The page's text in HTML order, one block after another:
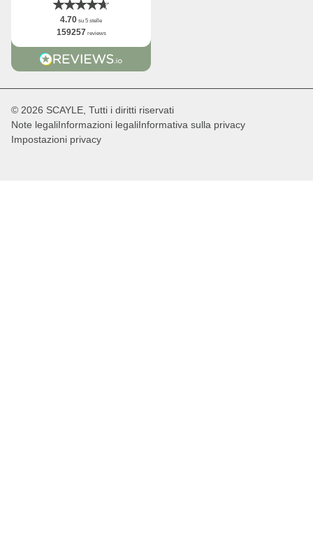
4.70 su 5 stelle
159257 reviews
© 2026 SCAYLE, Tutti i diritti riservati
Note legaliInformazioni legaliInformativa sulla privacy
Impostazioni privacy